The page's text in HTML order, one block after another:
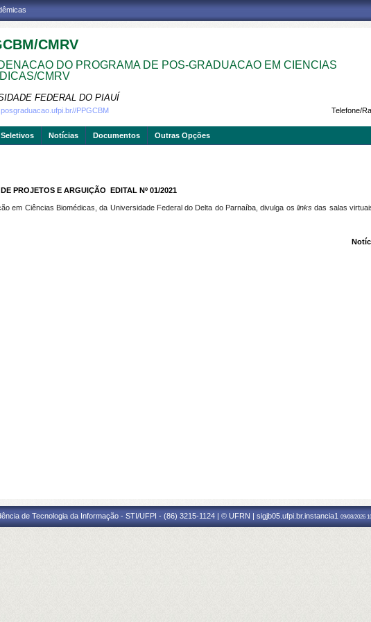
CMRV
DO PROGRAMA DE POS-GRADUACAO EM CIENCIAS
CMRV
FEDERAL DO PIAUÍ
Telefone/
PPGCBM
Notícias Documentos Outras Opções
PROJETOS E ARGUIÇÃO  EDITAL Nº 01/2021
em Ciências Biomédicas, da Universidade Federal do Delta do Parnaíba, divulga os links das salas
de Tecnologia da Informação - STI/UFPI - (86) 3215-1124 | © UFRN | sigjb05.ufpi.br.instancia1 09/08/2026